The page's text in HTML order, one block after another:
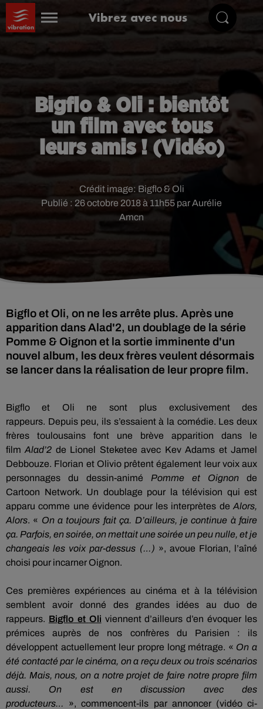
Vibrez avec nous
Bigflo & Oli : bientôt
un film avec tous
leurs amis ! (Vidéo)
Publié : 26 octobre 2018 à 11h55 par Aurélie
Amcn
Crédit image: Bigflo & Oli
Bigflo et Oli, on ne les arrête plus. Après une
apparition dans Alad'2, un doublage de la série
Pomme & Oignon et la sortie imminente d'un
nouvel album, les deux frères veulent désormais
se lancer dans la réalisation de leur propre film.
Bigflo et Oli
ne sont plus exclusivement des
rappeurs. Depuis peu, ils s’essaient à la comédie. Les deux
frères toulousains font une brève apparition dans le
film Alad’2 de Lionel Steketee avec Kev Adams et Jamel
Debbouze. Florian et Olivioprêtent également leur voix aux
personnages du dessin-animé Pomme et Oignon de
Cartoon Network. Un doublage pour la télévision qui est
apparu comme une évidence pour les interprètes de Alors,
Alors. « On a toujours fait ça. D’ailleurs, je continue à faire
ça. Parfois, en soirée, on mettait une soirée un peu nulle, et je
changeais les voix par-dessus (…) », avoue Florian, l’aîné
choisi pour incarner Oignon.
Ces premières expériences au cinéma et à la télévision
semblent avoir donné des grandes idées au duo de
rappeurs. Bigflo et Oli viennent d’ailleurs d’en évoquer les
prémices auprès de nos confrères du Parisien :
ils
développent actuellement leur propre long métrage. « On a
été contacté par le cinéma, on a reçu deux ou trois scénarios
déjà. Mais, nous, on a notre projet de faire notre propre film
aussi. On est en discussion avec des
producteurs…
», commencent-ils par annoncer (vidéo ci-